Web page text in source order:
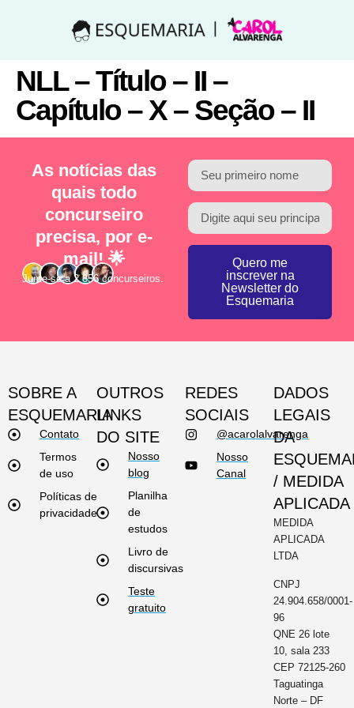
NLL – Título – II –
Capítulo – X – Seção – II
As notícias das
quais todo
concurseiro
precisa, por e-
mail! 🌟
Junte-se a 2.856 concurseiros.
Quero me
inscrever na
Newsletter do
Esquemaria
SOBRE A
ESQUEMARIA
Contato
Termos
de uso
Políticas de
privacidade
OUTROS
LINKS
DO SITE
Nosso
blog
Planilha
de
estudos
Livro de
discursivas
Teste
gratuito
REDES
SOCIAIS
@acarolalvarenga
Nosso
Canal
DADOS
LEGAIS
DA
/ MEDIDA
APLICADA
MEDIDA
APLICADA
LTDA
CNPJ
24.904.658/0001-
96
QNE 26 lote
10, sala 233
CEP 72125-260
Taguatinga
Norte – DF